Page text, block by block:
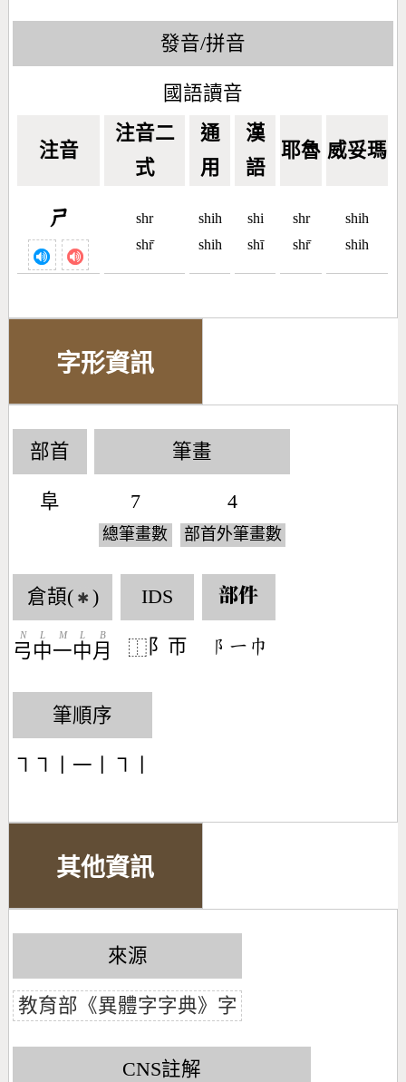
發音/拼音
國語讀音
注音
注音二
式
通
用
漢
語
耶魯 威妥瑪
ㄕ
shr
shr̄
shih
shih
shi
shī
shr
shr̄
shih
shih
字形資訊
部首
阜
筆畫
7
總筆畫數
4
部首外筆畫數
倉頡( ✱ )
弓
N
中
L
一
M
中
L
月
B
IDS
⿰ 阝帀
部件
󶂥󶀀󶁹
筆順序
㇕㇕丨一丨㇕丨
其他資訊
來源
教育部《異體字字典》字
CNS註解